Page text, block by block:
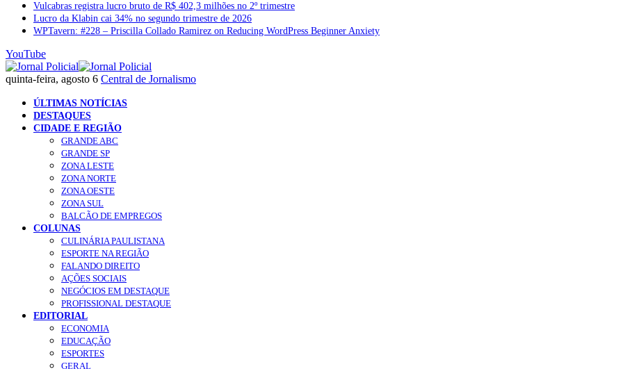
Vulcabras registra lucro bruto de R$ 402,3 milhões no 2º trimestre
Lucro da Klabin cai 34% no segundo trimestre de 2026
WPTavern: #228 – Priscilla Collado Ramirez on Reducing WordPress Beginner Anxiety
YouTube
quinta-feira, agosto 6 Central de Jornalismo
ÚLTIMAS NOTÍCIAS
DESTAQUES
CIDADE E REGIÃO
GRANDE ABC
GRANDE SP
ZONA LESTE
ZONA NORTE
ZONA OESTE
ZONA SUL
BALCÃO DE EMPREGOS
COLUNAS
CULINÁRIA PAULISTANA
ESPORTE NA REGIÃO
FALANDO DIREITO
AÇÕES SOCIAIS
NEGÓCIOS EM DESTAQUE
PROFISSIONAL DESTAQUE
EDITORIAL
ECONOMIA
EDUCAÇÃO
ESPORTES
GERAL